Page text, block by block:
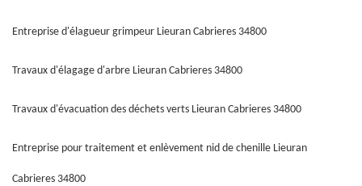
Entreprise d'élagueur grimpeur Lieuran Cabrieres 34800
Travaux d'élagage d'arbre Lieuran Cabrieres 34800
Travaux d'évacuation des déchets verts Lieuran Cabrieres 34800
Entreprise pour traitement et enlèvement nid de chenille Lieuran
Cabrieres 34800